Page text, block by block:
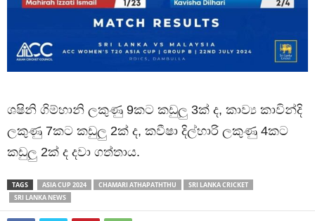
ශෂිනි ගිම්හානි ලකුණු 9කට කඩුලු 3ක් ද, කාව්‍ය කාවින්දි
ලකුණු 7කට කඩුලු 2ක් ද, කවීෂා දිල්හාරි ලකුණු 4කට
කඩුලු 2ක් ද දවා ගත්තාය.
TAGS ASIA CUP 2024 CHAMARI ATHAPATHTHU
SRI LANKA CRICKET
SRI LANKA NEWS